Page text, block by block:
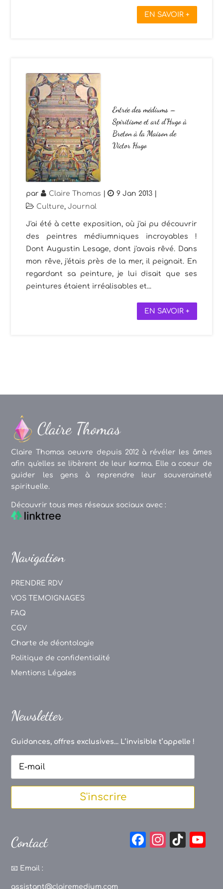
EN SAVOIR +
Entrée des médiums –
Spiritisme et art d’Hugo à
Breton à la Maison de
Victor Hugo
par Claire Thomas | 9 Jan 2013
Culture,Journal
J'ai été à cette exposition, où j'ai pu découvrir
des peintres médiumniques incroyables !
Dont Augustin Lesage, dont j'avais rêvé. Dans
mon rêve, j'étais près de la mer, il peignait. En
regardant sa peinture, je lui disait que ses
peintures étaient irréalisables et...
EN SAVOIR +
Claire Thomas oeuvre depuis 2012 à révéler les âmes
afin qu'elles se libèrent de leur karma. Elle a coeur de
guider les gens à reprendre leur souveraineté
spirituelle.
Découvrir tous mes réseaux sociaux avec :
Navigation
PRENDRE RDV
VOS TEMOIGNAGES
FAQ
CGV
Charte de déontologie
Politique de confidentialité
Mentions Légales
Newsletter
Guidances, offres exclusives... L’invisible t’appelle !
S'inscrire
Contact
📧 Email :
assistant@clairemedium.com
F
In
Ti